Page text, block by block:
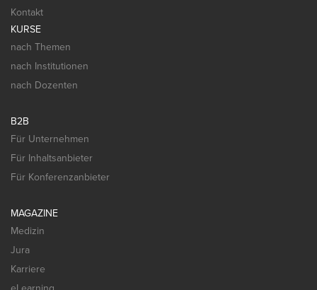
Kontakt
KURSE
nach Themen
nach Institutionen
nach Dozenten
B2B
Für Unternehmen
Für Inhaltsanbieter
Für Konferenzanbieter
MAGAZINE
Medizin
Jura
Karriere